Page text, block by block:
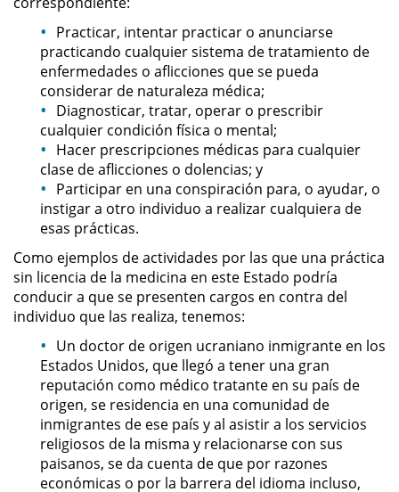
Invasión de Propiedad Ajena
Vandalismo
Delitos de Armas
Armas Prohibidas en California
Aumento de Sentencia por
Descarga Negligente de un
Arma de Fuego
Portar un Arma de Fuego
Cargada
Delitos de Conducción
Chocar y Huir
Conducir con la Licencia
Practicar, intentar practicar o anunciarse
practicando cualquier sistema de tratamiento de
enfermedades o aflicciones que se pueda
considerar de naturaleza médica;
Diagnosticar, tratar, operar o prescribir
cualquier condición física o mental;
Hacer prescripciones médicas para cualquier
clase de aflicciones o dolencias; y
Participar en una conspiración para, o ayudar, o
instigar a otro individuo a realizar cualquiera de
esas prácticas.
Como ejemplos de actividades por las que una práctica
sin licencia de la medicina en este Estado podría
conducir a que se presenten cargos en contra del
individuo que las realiza, tenemos:
Un doctor de origen ucraniano inmigrante en los
Estados Unidos, que llegó a tener una gran
reputación como médico tratante en su país de
origen, se residencia en una comunidad de
inmigrantes de ese país y al asistir a los servicios
religiosos de la misma y relacionarse con sus
paisanos, se da cuenta de que por razones
económicas o por la barrera del idioma incluso,